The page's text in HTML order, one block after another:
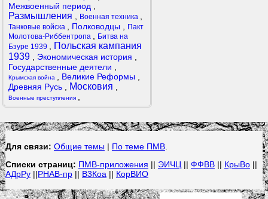
Межвоенный период
Размышления Военная техника
Танковые войска Полководцы
Пакт
Молотова-Риббентропа
Битва на
Бзуре 1939
Польская кампания
1939
Экономическая история
Государственные деятели
Крымская война Великие Реформы
Древняя Русь
Московия
Военные преступления
Для связи: Общие темы | По теме ПМВ.
Списки страниц: ПМВ-приложения || ЭИЧЦ || ФФВВ|| КрыВо||
АДрРу||РНАВ-пр|| В3Коа || КорВИО